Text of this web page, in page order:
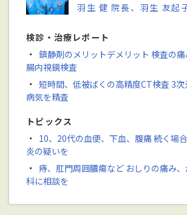
羽生 健 院長、羽生 友起
検診・治療レポート
・ 鎮静剤のメリットデメリット 検査の
腸内視鏡検査
・ 短時間、低被ばくの高精度CT検査 3
病気を精査
トピックス
・ 10、20代の血便、下血、腹痛 続く場
炎の疑いを
・ 痔、肛門周囲膿瘍など おしりの痛み
科に相談を